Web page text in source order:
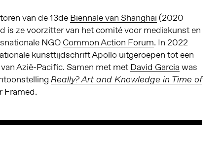
van de 13de Biënnale van Shanghai (2020-
is ze voorzitter van het comité voor mediakunst en
NGO Common Action Forum. In 2022
kunsttijdschrift Apollo uitgeroepen tot een
Azië-Pacific. Samen met met David Garcia was
Really? Art and Knowledge in Time of
Framed.